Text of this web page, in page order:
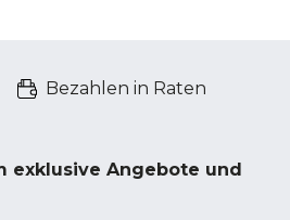
Bezahlen in Raten
exklusive Angebote und